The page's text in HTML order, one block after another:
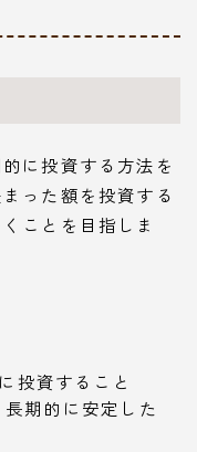
に投資する方法を
った額を投資する
ことを目指しま
投資すること
期的に安定した